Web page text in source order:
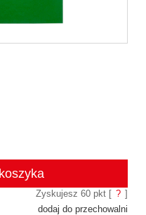
Zyskujesz 60pkt [ ? ]
dodaj do przechowalni